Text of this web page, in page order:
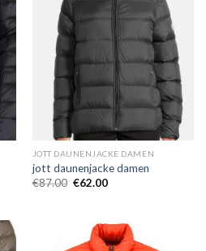
JOTT DAUNENJACKE DAMEN
jott daunenjacke damen
€87.00 €62.00